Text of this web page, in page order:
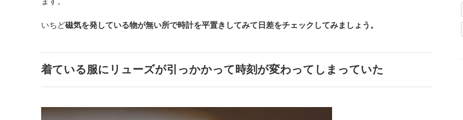
いちど磁気を発している物が無い所で時計を平置きしてみて日差をチェックしてみましょう。
着ている服にリューズが引っかかって時刻が変わってしまっていた